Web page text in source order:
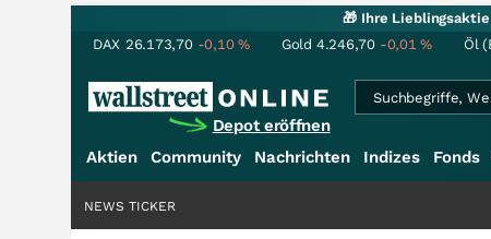
🎁 Ihre
DAX 26.173,70 -0,10% Gold 4.246,70 -0,01% Öl
Depot eröffnen
Aktien Community Nachrichten Indizes Fonds
NEWS TICKER